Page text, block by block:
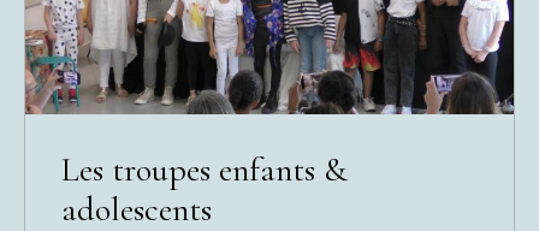
Les troupes enfants &
adolescents